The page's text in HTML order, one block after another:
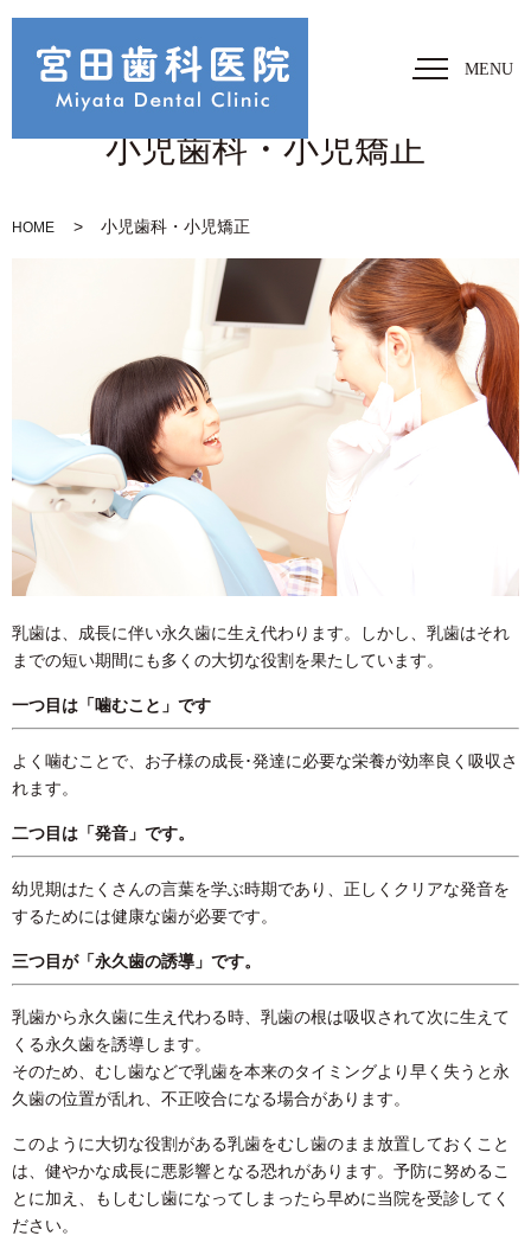
MENU
小児歯科・小児矯正
HOME 小児歯科・小児矯正
乳歯は、成長に伴い永久歯に生え代わります。しかし、乳歯はそれ
までの短い期間にも多くの大切な役割を果たしています。
一つ目は「噛むこと」です
よく噛むことで、お子様の成長･発達に必要な栄養が効率良く吸収さ
れます。
二つ目は「発音」です。
幼児期はたくさんの言葉を学ぶ時期であり、正しくクリアな発音を
するためには健康な歯が必要です。
三つ目が「永久歯の誘導」です。
乳歯から永久歯に生え代わる時、乳歯の根は吸収されて次に生えて
くる永久歯を誘導します。
そのため、むし歯などで乳歯を本来のタイミングより早く失うと永
久歯の位置が乱れ、不正咬合になる場合があります。
このように大切な役割がある乳歯をむし歯のまま放置しておくこと
は、健やかな成長に悪影響となる恐れがあります。予防に努めるこ
とに加え、もしむし歯になってしまったら早めに当院を受診してく
ださい。